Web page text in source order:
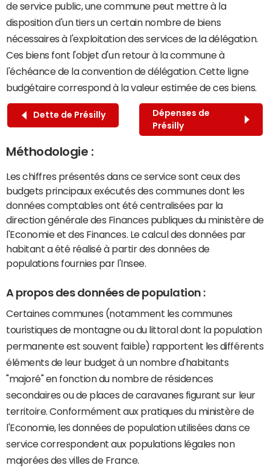
de service public, une commune peut mettre à la
disposition d'un tiers un certain nombre de biens
nécessaires à l'exploitation des services de la délégation.
Ces biens font l'objet d'un retour à la commune à
l'échéance de la convention de délégation. Cette ligne
budgétaire correspond à la valeur estimée de ces biens.
Dette de Présilly
Dépenses de
Présilly
Méthodologie :
Les chiffres présentés dans ce service sont ceux des
budgets principaux exécutés des communes dont les
données comptables ont été centralisées par la
direction générale des Finances publiques du ministère de
l'Economie et des Finances. Le calcul des données par
habitant a été réalisé à partir des données de
populations fournies par l'Insee.
A propos des données de population :
Certaines communes (notamment les communes
touristiques de montagne ou du littoral dont la population
permanente est souvent faible) rapportent les différents
éléments de leur budget à un nombre d'habitants
"majoré" en fonction du nombre de résidences
secondaires ou de places de caravanes figurant sur leur
territoire. Conformément aux pratiques du ministère de
l'Economie, les données de population utilisées dans ce
service correspondent aux populations légales non
majorées des villes de France.